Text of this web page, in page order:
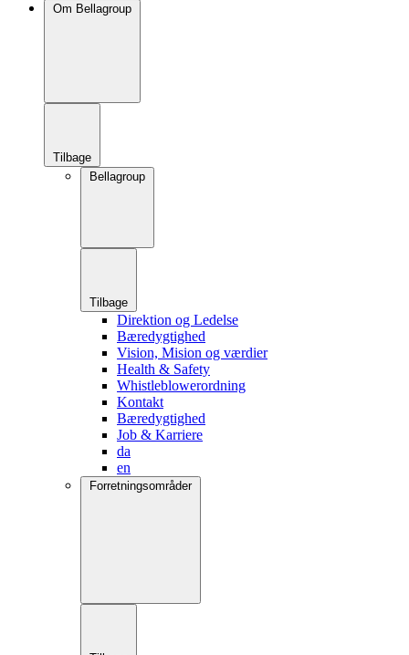
Om Bellagroup
Tilbage
Bellagroup
Tilbage
Direktion og Ledelse
Bæredygtighed
Vision, Mision og værdier
Health & Safety
Whistleblowerordning
Kontakt
Bæredygtighed
Job & Karriere
da
en
Forretningsområder